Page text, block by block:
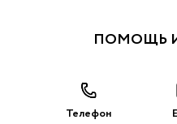
ПОМОЩЬ
Телефон